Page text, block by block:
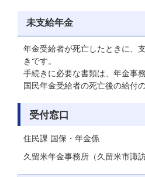
未支給年金
年金受給者が死亡したときに、
きです。
手続きに必要な書類は、年金事
国民年金受給者の死亡後の給付
受付窓口
住民課 国保・年金係
久留米年金事務所（久留米市